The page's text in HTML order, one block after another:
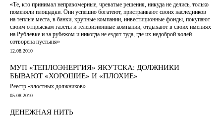
«Те, кто принимал неправомерные, чреватые решения, никуда не делись, только
поменяли площадки. Они успешно богатеют, пристраивают своих наследников
на теплые места, в банки, крупные компании, инвестиционные фонды, покупают
своим отпрыскам газеты и телевизионные компании, отдыхают в своих имениях
на Рублевке и за рубежом и никогда не ездят туда, где их недоброй волей
сотворена пустыня»
12.08.2010
МУП «ТЕПЛОЭНЕРГИЯ» ЯКУТСКА: ДОЛЖНИКИ
БЫВАЮТ «ХОРОШИЕ» И «ПЛОХИЕ»
Реестр «злостных должников»
05.08.2010
ДЕНЕЖНАЯ НИТЬ